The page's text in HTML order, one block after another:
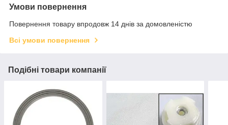
Умови повернення
Повернення товару впродовж 14 днів за домовленістю
Всі умови повернення
Подібні товари компанії